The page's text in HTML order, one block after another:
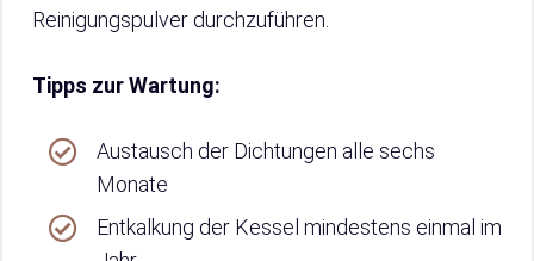
Reinigungspulver durchzuführen.
Tipps zur Wartung:
Austausch der Dichtungen alle sechs
Monate
Entkalkung der Kessel mindestens einmal im